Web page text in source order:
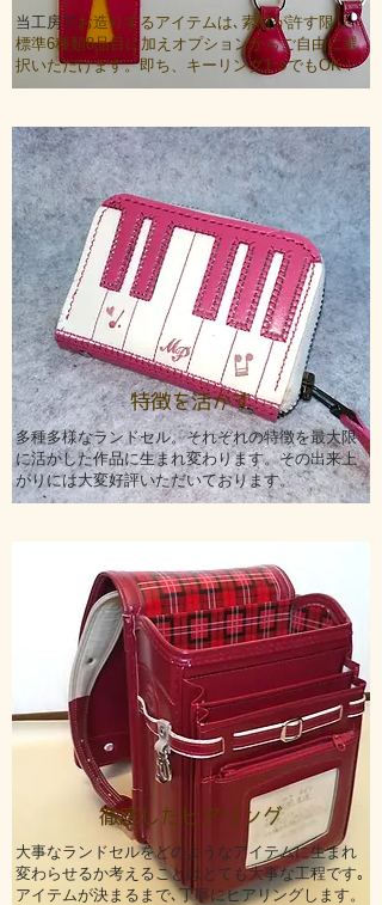
当工房でお造りするアイテムは､素材が許す限り、
標準6種類8品目に加えオプションからご自由に選
択いただけます。即ち、キーリング1つでもOK！
特徴を活かす
多種多様なランドセル。それぞれの特徴を最大限
に活かした作品に生まれ変わります。その出来上
がりには大変好評いただいております。
徹底したヒアリング
大事なランドセルをどのようなアイテムに生まれ
変わらせるか考えることはとても大事な工程です｡
アイテムが決まるまで､丁寧にヒアリングします。